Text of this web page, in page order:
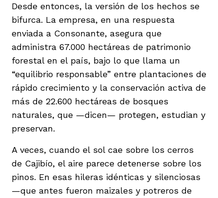
Desde entonces, la versión de los hechos se
bifurca. La empresa, en una respuesta
enviada a Consonante, asegura que
administra 67.000 hectáreas de patrimonio
forestal en el país, bajo lo que llama un
“equilibrio responsable” entre plantaciones de
rápido crecimiento y la conservación activa de
más de 22.600 hectáreas de bosques
naturales, que —dicen— protegen, estudian y
preservan.
A veces, cuando el sol cae sobre los cerros
de Cajibío, el aire parece detenerse sobre los
pinos. En esas hileras idénticas y silenciosas
—que antes fueron maizales y potreros de